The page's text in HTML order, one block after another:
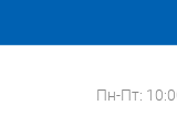
Пн-Пт: